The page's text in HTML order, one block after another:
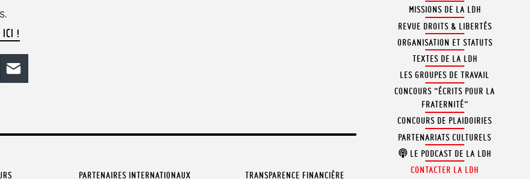
ICI !
PARTENAIRES INTERNATIONAUX TRANSPARENCE FINANCIÈRE
MISSIONS DE LA LDH
REVUE DROITS & LIBERTÉS
ORGANISATION ET STATUTS
TEXTES DE LA LDH
LES GROUPES DE TRAVAIL
CONCOURS “ÉCRITS POUR LA
FRATERNITÉ”
CONCOURS DE PLAIDOIRIES
PARTENARIATS CULTURELS
LE PODCAST DE LA LDH
CONTACTER LA LDH